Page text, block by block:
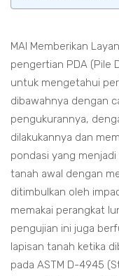
MAI Memberikan
pengertian PDA (Pile
untuk mengetahui
dibawahnya dengan
pengukurannya,
dilakukannya dan
pondasi yang
tanah awal dengan
ditimbulkan oleh
memakai perangkat
pengujian ini juga
lapisan tanah ketika
pada ASTM D-4945